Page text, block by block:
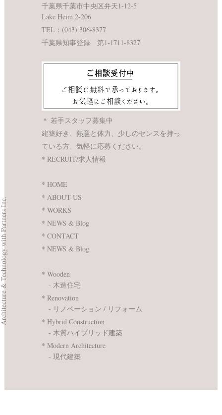
with Partners Inc.
千葉県千葉市中央区弁天1-12-5
Lake Heim 2-206
TEL： (043) 306-8377
千葉県知事登録 第1-1711-8327
＊ 若手スタッフ募集中
建築好き、熱意と体力、少しのセンスを持っ
ている方、気軽に応募ください。
* RECRUIT/求人情報
* HOME
* ABOUT US
* WORKS
* NEWS & Blog
* CONTACT
* NEWS & Blog
* Wooden
‐ 木造住宅
* Renovation
‐ リノベーション / リフォーム
* Hybrid Construction
‐ 木質ハイブリッド建築
* Modern Architecture
‐ 現代建築